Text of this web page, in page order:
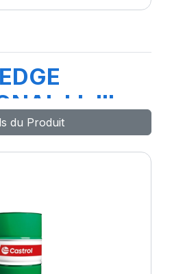
LL III
du Produit